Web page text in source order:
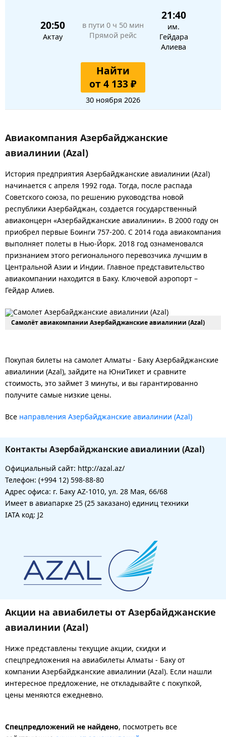
20:50
Актау
в пути 0 ч 50 мин
Прямой рейс
21:40
им.
Гейдара
Алиева
Найти
от 4 133 ₽
30 ноября 2026
Авиакомпания Азербайджанские
авиалинии (Azal)
История предприятия Азербайджанские авиалинии (Azal)
начинается с апреля 1992 года. Тогда, после распада
Советского союза, по решению руководства новой
республики Азербайджан, создается государственный
авиаконцерн «Азербайджанские авиалинии». В 2000 году он
приобрел первые Боинги 757-200. С 2014 года авиакомпания
выполняет полеты в Нью-Йорк. 2018 год ознаменовался
признанием этого регионального перевозчика лучшим в
Центральной Азии и Индии. Главное представительство
авиакомпании находится в Баку. Ключевой аэропорт –
Гейдар Алиев.
Самолёт авиакомпании Азербайджанские авиалинии (Azal)
Покупая билеты на самолет Алматы - Баку Азербайджанские
авиалинии (Azal), зайдите на ЮниТикет и сравните
стоимость, это займет 3 минуты, и вы гарантированно
получите самые низкие цены.
Все направления Азербайджанские авиалинии (Azal)
Контакты Азербайджанские авиалинии (Azal)
Официальный сайт: http://azal.az/
Телефон: (+994 12) 598-88-80
Адрес офиса: г. Баку AZ-1010, ул. 28 Мая, 66/68
Имеет в авиапарке 25 (25 заказано) единиц техники
IATA код: J2
Акции на авиабилеты от Азербайджанские
авиалинии (Azal)
Ниже представлены текущие акции, скидки и
спецпредложения на авиабилеты Алматы - Баку от
компании Азербайджанские авиалинии (Azal). Если нашли
интересное предложение, не откладывайте с покупкой,
цены меняются ежедневно.
Спецпредложений не найдено, посмотреть все